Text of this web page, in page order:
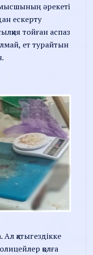
әрекеті
ескерту
тойған аспаз
ет турайтын
қатыгездікке
қолға